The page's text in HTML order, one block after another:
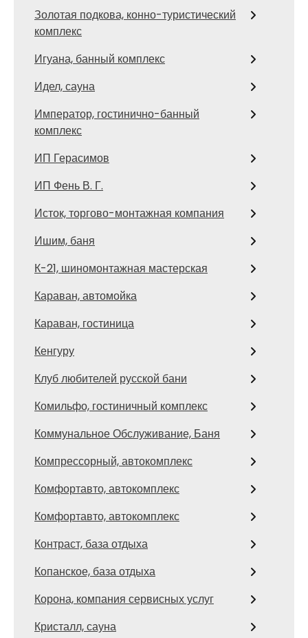
Золотая подкова, конно-туристический
комплекс
Игуана, банный комплекс
Идел, сауна
Император, гостинично-банный
комплекс
ИП Герасимов
ИП Фень В. Г.
Исток, торгово-монтажная компания
Ишим, баня
К-21, шиномонтажная мастерская
Караван, автомойка
Караван, гостиница
Кенгуру
Клуб любителей русской бани
Комильфо, гостиничный комплекс
Коммунальное Обслуживание, Баня
Компрессорный, автокомплекс
Комфортавто, автокомплекс
Комфортавто, автокомплекс
Контраст, база отдыха
Копанское, база отдыха
Корона, компания сервисных услуг
Кристалл, сауна